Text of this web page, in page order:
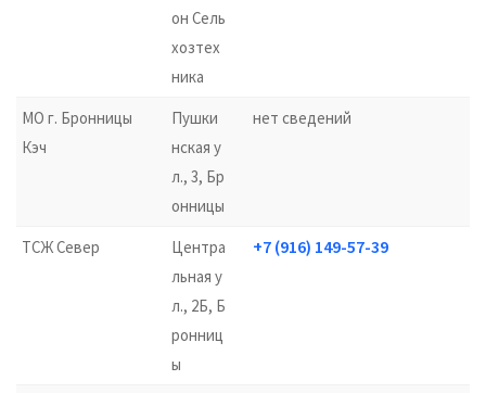
он Сель
хозтех
ника
МО г. Бронницы
Кэч
Пушки
нская у
л., 3, Бр
онницы
нет сведений
ТСЖ Север
Центра
льная у
л., 2Б, Б
ронниц
ы
+7 (916) 149-57-39